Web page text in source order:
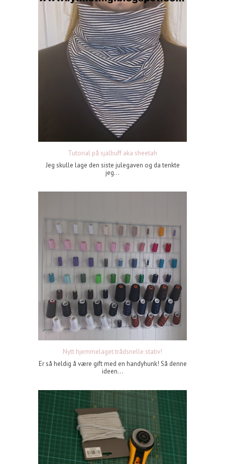
Tutorial på sjalbuff aka sheetah
Jeg skulle lage den siste julegaven og da tenkte
jeg...
Nytt hjemmelaget trådsnelle stativ!
Er så heldig å være gift med en handyhunk! Så denne
ideen...